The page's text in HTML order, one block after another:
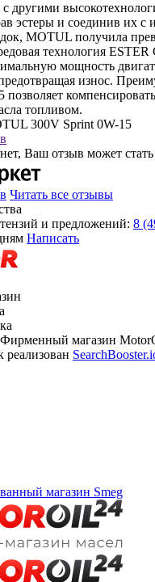
другими
эстеры и соединив их
MOTUL получила
технология ESTER
мощность
износ.
позволяет
топливом.
300V Sprint 0W-15
Ваш отзыв может
Читать все отзывы
и предложений: 8
Написать
магазин
реализован
магазин Smeg